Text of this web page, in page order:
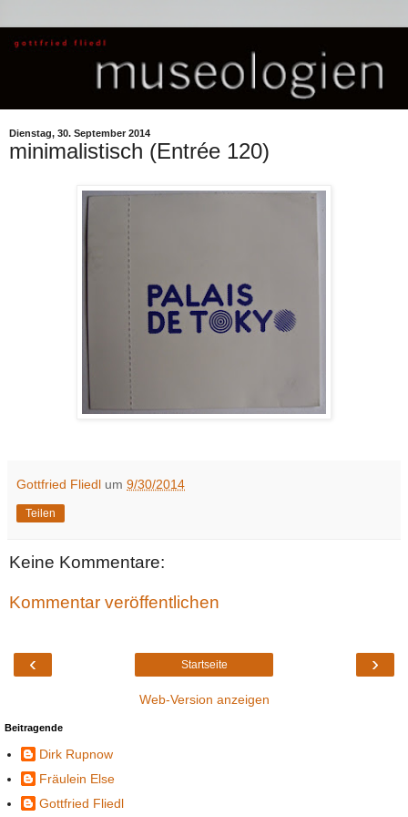
Dienstag, 30. September 2014
minimalistisch (Entrée 120)
Gottfried Fliedl um 9/30/2014
Teilen
Keine Kommentare:
Kommentar veröffentlichen
‹ ›
Startseite
Web-Version anzeigen
Beitragende
Dirk Rupnow
Fräulein Else
Gottfried Fliedl